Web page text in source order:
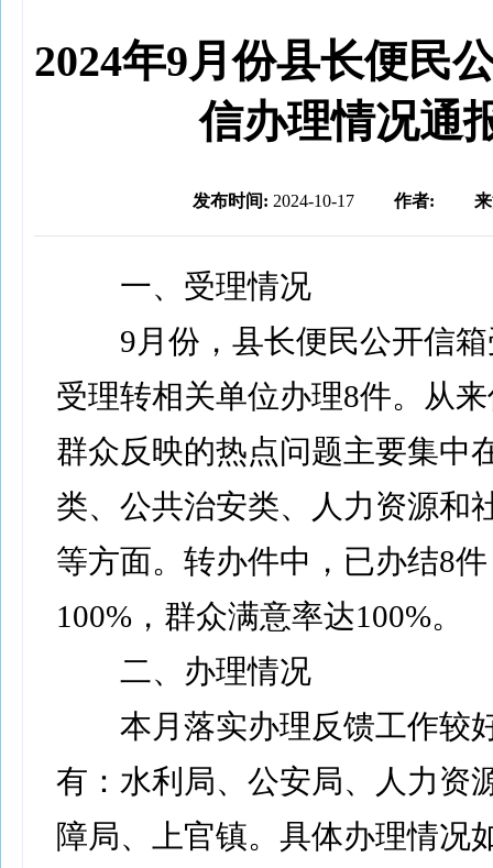
2024年9月份县长便民
信办理情况通
发布时间: 2024-10-17 作者:
一、受理情况
9月份，县长便民公开信箱
受理转相关单位办理8件。从
群众反映的热点问题主要集中
类、公共治安类、人力资源和
等方面。转办件中，已办结8
100%，群众满意率达100%。
二、办理情况
本月落实办理反馈工作较
有：水利局、公安局、人力资
障局、上官镇。具体办理情况